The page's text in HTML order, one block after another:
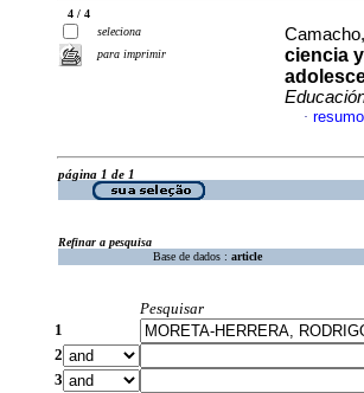
4 / 4
seleciona
para imprimir
ciencia
·
página 1 de 1
Refinar a pesquisa
Base de dados : article
Pesquisar
1
2
3